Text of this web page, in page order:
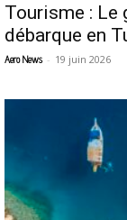
Tourisme : Le
débarque en
Aero News - 19 juin 2026